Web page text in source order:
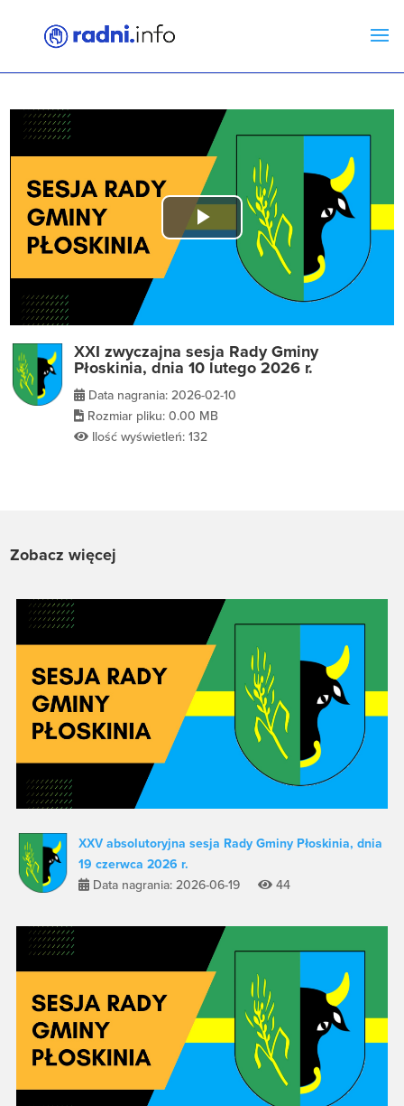
Play
Video
XXI zwyczajna sesja Rady Gminy
Płoskinia, dnia 10 lutego 2026 r.
Data nagrania: 2026-02-10
Rozmiar pliku: 0.00 MB
Ilość wyświetleń: 132
Zobacz więcej
XXV absolutoryjna sesja Rady Gminy Płoskinia, dnia
19 czerwca 2026 r.
Data nagrania: 2026-06-19
44